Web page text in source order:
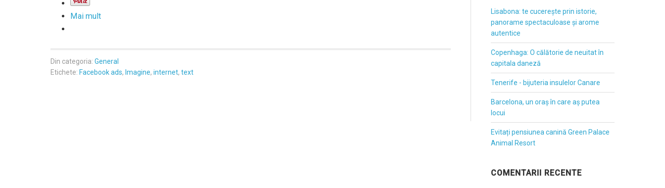
Mai mult
Din categoria: General
Etichete: Facebook ads, Imagine, internet, text
Lisabona: te cucerește prin istorie,
panorame spectaculoase și arome
autentice
Copenhaga: O călătorie de neuitat în
capitala daneză
Tenerife - bijuteria insulelor Canare
Barcelona, un oraș în care aș putea
locui
Evitați pensiunea canină Green Palace
Animal Resort
COMENTARII RECENTE